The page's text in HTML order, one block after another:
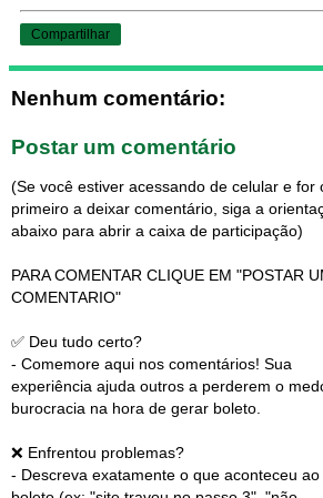
Compartilhar
Nenhum comentário:
Postar um comentário
(Se você estiver acessando de celular e for
primeiro a deixar comentário, siga a
abaixo para abrir a caixa de participação)
PARA COMENTAR CLIQUE EM "POSTAR
COMENTARIO"
✅ Deu tudo certo?
- Comemore aqui nos comentários! Sua
experiência ajuda outros a perderem o
burocracia na hora de gerar boleto.
❌ Enfrentou problemas?
- Descreva exatamente o que aconteceu